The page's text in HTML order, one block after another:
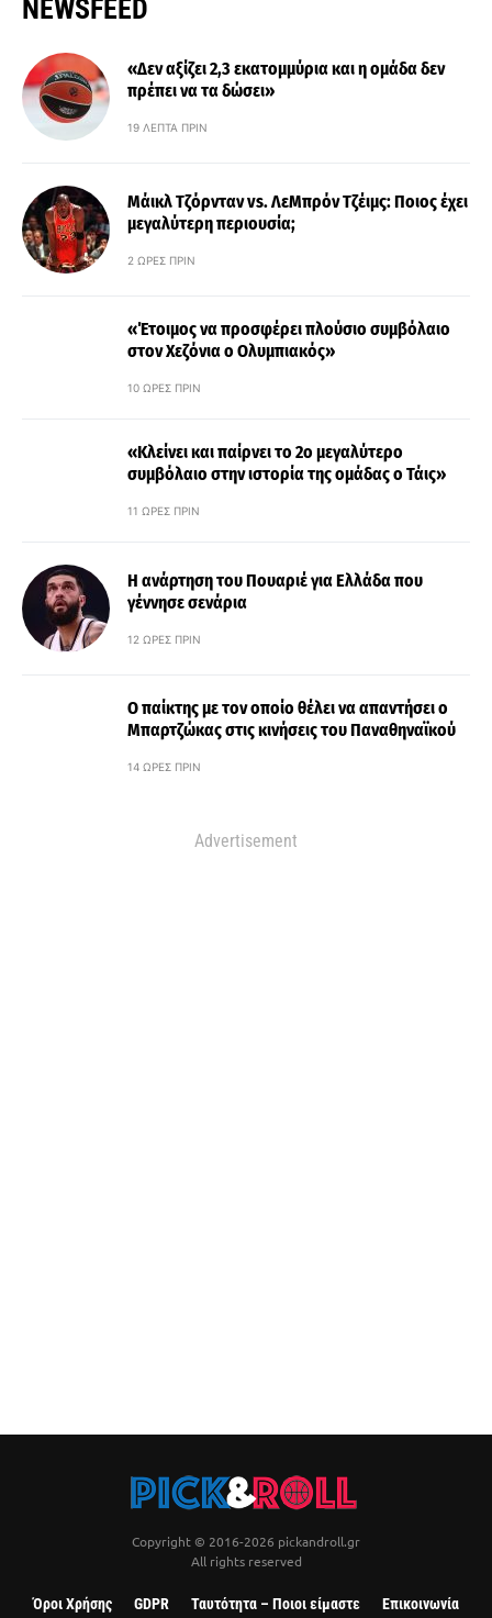
NEWSFEED
«Δεν αξίζει 2,3 εκατομμύρια και η ομάδα δεν
πρέπει να τα δώσει»
19 ΛΕΠΤΆ ΠΡΙΝ
Μάικλ Τζόρνταν vs. ΛεΜπρόν Τζέιμς: Ποιος έχει
μεγαλύτερη περιουσία;
2 ΏΡΕΣ ΠΡΙΝ
«Έτοιμος να προσφέρει πλούσιο συμβόλαιο
στον Χεζόνια ο Ολυμπιακός»
10 ΏΡΕΣ ΠΡΙΝ
«Κλείνει και παίρνει το 2ο μεγαλύτερο
συμβόλαιο στην ιστορία της ομάδας ο Τάις»
11 ΏΡΕΣ ΠΡΙΝ
Η ανάρτηση του Πουαριέ για Ελλάδα που
γέννησε σενάρια
12 ΏΡΕΣ ΠΡΙΝ
Ο παίκτης με τον οποίο θέλει να απαντήσει ο
Μπαρτζώκας στις κινήσεις του Παναθηναϊκού
14 ΏΡΕΣ ΠΡΙΝ
Advertisement
Copyright © 2016-2026 pickandroll.gr
All rights reserved
Όροι Χρήσης GDPR Ταυτότητα – Ποιοι είμαστε Επικοινωνία